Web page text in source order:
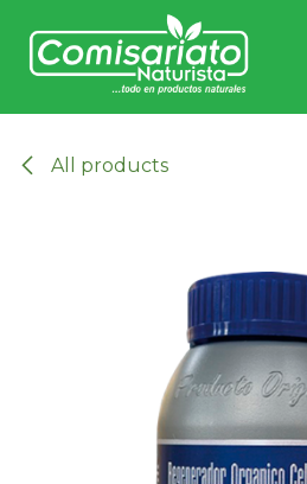
All products